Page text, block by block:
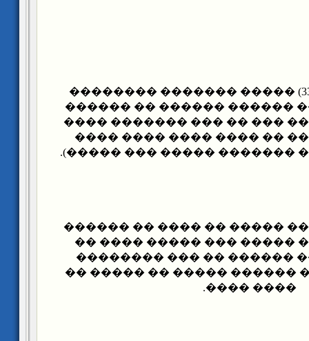
(�������� : 33) ����� ������� ��������
��� ���� ����� ������
���� �� ������� ��� ��
�� ����� ����� �� ����
����� �� (����� �������
(�� : 40) �� ����� ����� �� ����
����� �� ���� ����� ���
���� ��� ���� ������ ��
������ ������ ������
���� ����.